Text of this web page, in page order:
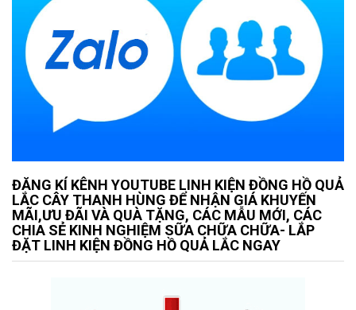
ĐĂNG KÍ KÊNH YOUTUBE LINH KIỆN ĐỒNG HỒ QUẢ
LẮC CÂY THANH HÙNG ĐỂ NHẬN GIÁ KHUYẾN
MÃI,ƯU ĐÃI VÀ QUÀ TẶNG, CÁC MẪU MỚI, CÁC
CHIA SẺ KINH NGHIỆM SỮA CHỮA CHỮA- LẮP
ĐẶT LINH KIỆN ĐỒNG HỒ QUẢ LẮC NGAY